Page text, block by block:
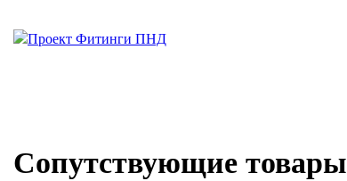
Сопутствующие товары